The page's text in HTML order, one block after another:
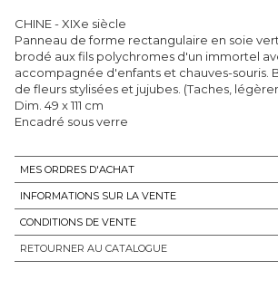
CHINE - XIXe siècle
Panneau de forme rectangulaire en soie
brodé aux fils polychromes d'un immortel
accompagnée d'enfants et chauves-souris.
de fleurs stylisées et jujubes. (Taches,
Dim. 49 x 111 cm
Encadré sous verre
MES ORDRES D'ACHAT
INFORMATIONS SUR LA VENTE
CONDITIONS DE VENTE
RETOURNER AU CATALOGUE